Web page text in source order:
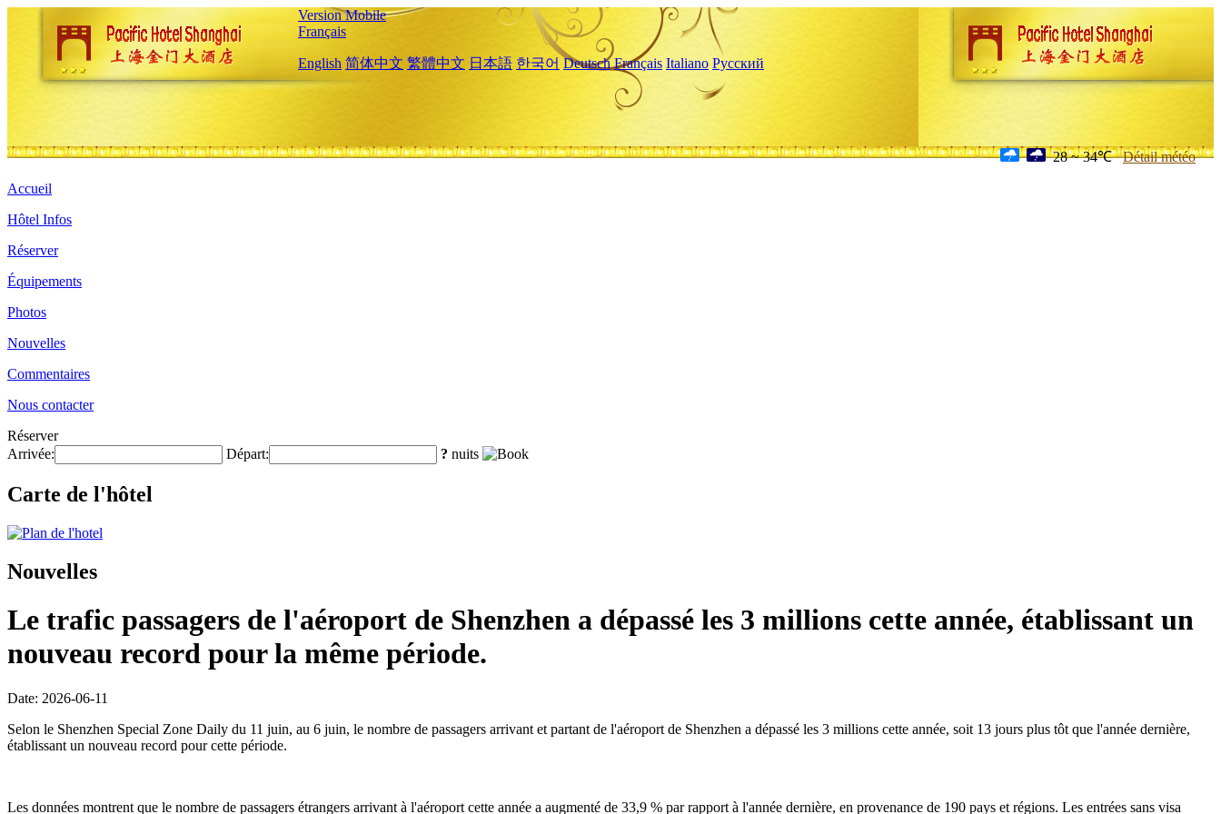
Version Mobile
Français
English 简体中文 繁體中文 日本語 한국어 Deutsch Français Italiano Русский
28 ~ 34℃ Détail météo
Accueil
Hôtel Infos
Réserver
Équipements
Photos
Nouvelles
Commentaires
Nous contacter
Réserver
Arrivée:
Départ: ? nuits
Carte de l'hôtel
Nouvelles
Le trafic passagers de l'aéroport de Shenzhen a dépassé les 3 millions cette année, établissant un
nouveau record pour la même période.
Date: 2026-06-11
Selon le Shenzhen Special Zone Daily du 11 juin, au 6 juin, le nombre de passagers arrivant et partant de l'aéroport de Shenzhen a dépassé les 3 millions cette année, soit 13 jours plus tôt que l'année dernière,
établissant un nouveau record pour cette période.
Les données montrent que le nombre de passagers étrangers arrivant à l'aéroport cette année a augmenté de 33,9 % par rapport à l'année dernière, en provenance de 190 pays et régions. Les entrées sans visa